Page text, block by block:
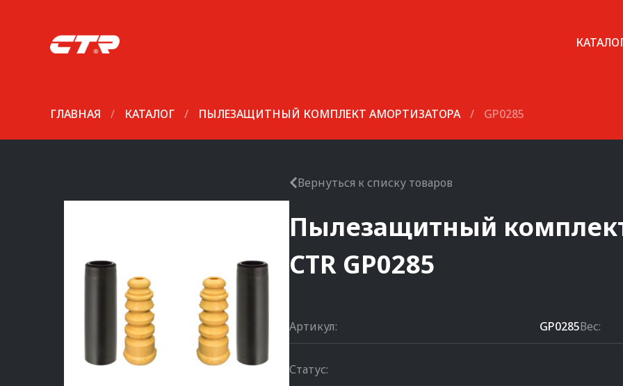
ГЛАВНАЯ / КАТАЛОГ / ПЫЛЕЗАЩИТНЫЙ КОМПЛЕКТ АМОРТИЗАТОРА / GP0285
Вернуться к списку товаров
Пылезащитный
CTR GP0285
Артикул: GP0285Вес:
Статус: